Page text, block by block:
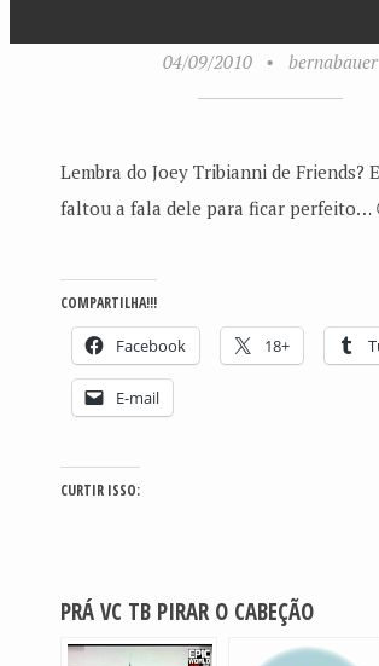
04/09/2010 • bernabauer
Lembra do Joey Tribianni de Friends?
faltou a fala dele para ficar perfeito…
COMPARTILHA!!!
Facebook 18+
E-mail
CURTIR ISSO:
PRÁ VC TB PIRAR O CABEÇÃO